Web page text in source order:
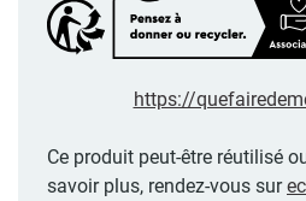
https://
Ce produit peut-être réutilisé
savoir plus, rendez-vous sur